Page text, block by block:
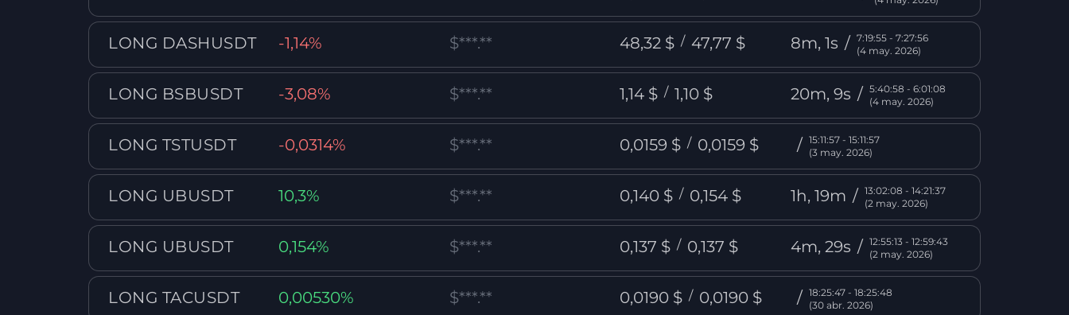
LONG DASHUSDT -1,14% $***.** 48,32 $ / 47,77 $ 8m, 1s / 7:19:55 - 7:27:56
(4 may. 2026)
LONG BSBUSDT -3,08% $***.** 1,14 $ / 1,10 $ 20m, 9s / 5:40:58 - 6:01:08
(4 may. 2026)
LONG TSTUSDT -0,0314% $***.** 0,0159 $ / 0,0159 $ / 15:11:57 - 15:11:57
(3 may. 2026)
LONG UBUSDT 10,3% $***.** 0,140 $ / 0,154 $ 1h, 19m / 13:02:08 - 14:21:37
(2 may. 2026)
LONG UBUSDT 0,154% $***.** 0,137 $ / 0,137 $ 4m, 29s / 12:55:13 - 12:59:43
(2 may. 2026)
LONG TACUSDT 0,00530% $***.** 0,0190 $ / 0,0190 $ / 18:25:47 - 18:25:48
(30 abr. 2026)